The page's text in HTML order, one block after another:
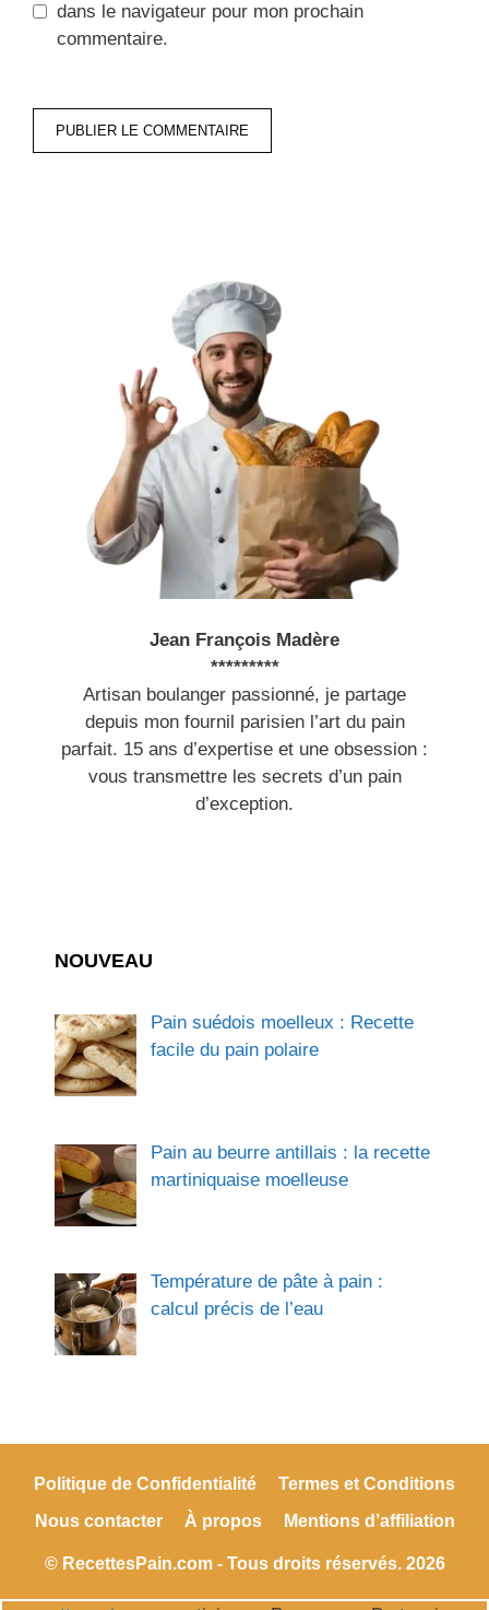
dans le navigateur pour mon prochain
commentaire.
Jean François Madère
*********
Artisan boulanger passionné, je partage
depuis mon fournil parisien l’art du pain
parfait. 15 ans d’expertise et une obsession :
vous transmettre les secrets d’un pain
d’exception.
NOUVEAU
Pain suédois moelleux : Recette
facile du pain polaire
Pain au beurre antillais : la recette
martiniquaise moelleuse
Température de pâte à pain :
calcul précis de l’eau
Politique de Confidentialité
Termes et Conditions
Nous contacter
À propos Mentions d’affiliation
© RecettesPain.com - Tous droits réservés. 2026